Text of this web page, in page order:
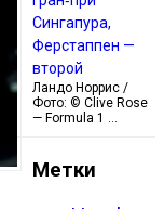
Сингапура,
Ферстаппен —
второй
Ландо Норрис /
Фото: © Clive Rose
— Formula 1 …
Метки